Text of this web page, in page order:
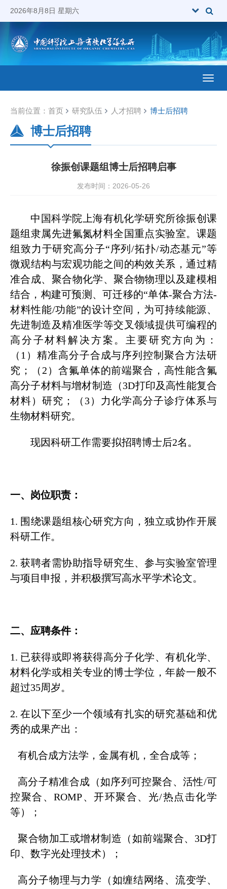
2026年8月8日 星期六
当前位置： 首页 研究队伍 人才招聘 博士后招聘
博士后招聘
徐振创课题组博士后招聘启事
发布时间：2026-05-26
中国科学院上海有机化学研究所徐振创课
题组隶属先进氟氮材料全国重点实验室。课题
组致力于研究高分子“序列/拓扑/动态基元”等
微观结构与宏观功能之间的构效关系，通过精
准合成、聚合物化学、聚合物物理以及建模相
结合，构建可预测、可迁移的“单体-聚合方法-
材料性能/功能”的设计空间，为可持续能源、
先进制造及精准医学等交叉领域提供可编程的
高分子材料解决方案。主要研究方向为：
（1）精准高分子合成与序列控制聚合方法研
究；（2）含氟单体的前端聚合，高性能含氟
高分子材料与增材制造（3D打印及高性能复合
材料）研究；（3）力化学高分子诊疗体系与
生物材料研究。
现因科研工作需要拟招聘博士后2名。
一、岗位职责：
1. 围绕课题组核心研究方向，独立或协作开展
科研工作。
2. 获聘者需协助指导研究生、参与实验室管理
与项目申报，并积极撰写高水平学术论文。
二、应聘条件：
1. 已获得或即将获得高分子化学、有机化学、
材料化学或相关专业的博士学位，年龄一般不
超过35周岁。
2. 在以下至少一个领域有扎实的研究基础和优
秀的成果产出：
有机合成方法学，金属有机，全合成等；
高分子精准合成（如序列可控聚合、活性/可
控聚合、ROMP、开环聚合、光/热点击化学
等）；
聚合物加工或增材制造（如前端聚合、3D打
印、数字光处理技术）；
高分子物理与力学（如缠结网络、流变学、